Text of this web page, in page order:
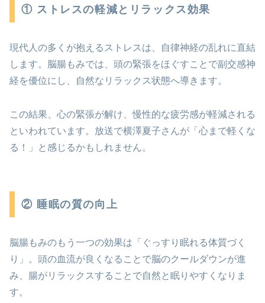
① ストレスの軽減とリラックス効果
現代人の多くが抱えるストレスは、自律神経の乱れに直結
します。脳腸もみでは、頭の緊張をほぐすことで副交感神
経を優位にし、自然なリラックス状態へ導きます。
この結果、心の緊張が解け、慢性的な疲労感が軽減される
といわれています。放送で横澤夏子さんが「心まで軽くな
る！」と感じるかもしれません。
② 睡眠の質の向上
脳腸もみのもう一つの効果は「ぐっすり眠れる体質づく
り」。頭の血流が良くなることで脳のクールダウンが進
み、腸がリラックスすることで自然と眠りやすくなりま
す。